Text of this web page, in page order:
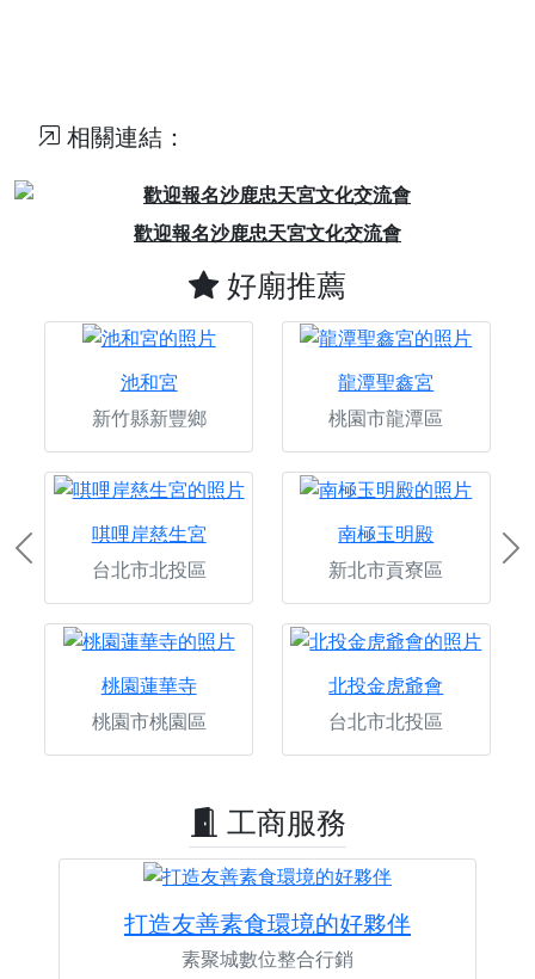
相關連結：
歡迎報名沙鹿忠天宮文化交流會
好廟推薦
池和宮
新竹縣新豐鄉
龍潭聖鑫宮
桃園市龍潭區
唭哩岸慈生宮
台北市北投區
南極玉明殿
新北市貢寮區
桃園蓮華寺
桃園市桃園區
北投金虎爺會
台北市北投區
Previous
工商服務
打造友善素食環境的好夥伴
素聚城數位整合行銷